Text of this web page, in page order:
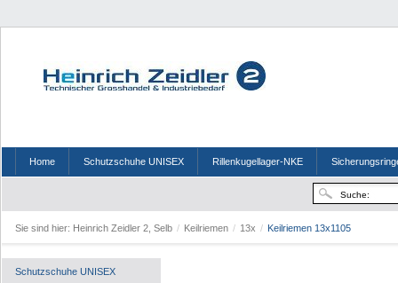
Home Schutzschuhe UNISEX Rillenkugellager-NKE
Sie sind hier: Heinrich Zeidler 2, Selb / Keilriemen / 13x / Keilriemen 13x1105
Schutzschuhe UNISEX